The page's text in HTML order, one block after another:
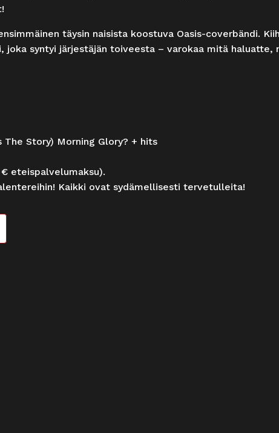
täysin naisista koostuva Oasis-coverbändi.
joka syntyi järjestäjän toiveesta – varokaa mitä haluatte,
The Story) Morning Glory? + hits
eteispalvelumaksu).
Kaikki ovat sydämellisesti tervetulleita!